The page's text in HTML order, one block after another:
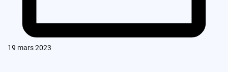
19 mars 2023